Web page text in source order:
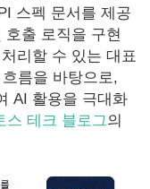
스펙 문서를 제공
호출 로직을 구현
리할 수 있는 대표
름을 바탕으로,
AI 활용을 극대화
스 테크 블로그의